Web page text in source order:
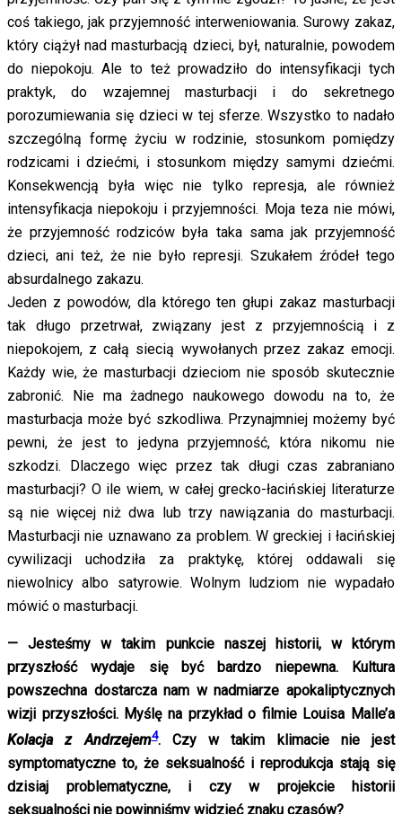
coś takiego, jak przyjemność interweniowania. Surowy zakaz,
który ciążył nad masturbacją dzieci, był, naturalnie, powodem
do niepokoju. Ale to też prowadziło do intensyfikacji tych
praktyk, do wzajemnej masturbacji i do sekretnego
porozumiewania się dzieci w tej sferze. Wszystko to nadało
szczególną formę życiu w rodzinie, stosunkom pomiędzy
rodzicami i dziećmi, i stosunkom między samymi dziećmi.
Konsekwencją była więc nie tylko represja, ale również
intensyfikacja niepokoju i przyjemności. Moja teza nie mówi,
że przyjemność rodziców była taka sama jak przyjemność
dzieci, ani też, że nie było represji. Szukałem źródeł tego
absurdalnego zakazu.
Jeden z powodów, dla którego ten głupi zakaz masturbacji
tak długo przetrwał, związany jest z przyjemnością i z
niepokojem, z całą siecią wywołanych przez zakaz emocji.
Każdy wie, że masturbacji dzieciom nie sposób skutecznie
zabronić. Nie ma żadnego naukowego dowodu na to, że
masturbacja może być szkodliwa. Przynajmniej możemy być
pewni, że jest to jedyna przyjemność, która nikomu nie
szkodzi. Dlaczego więc przez tak długi czas zabraniano
masturbacji? O ile wiem, w całej grecko-łacińskiej literaturze
są nie więcej niż dwa lub trzy nawiązania do masturbacji.
Masturbacji nie uznawano za problem. W greckiej i łacińskiej
cywilizacji uchodziła za praktykę, której oddawali się
niewolnicy albo satyrowie. Wolnym ludziom nie wypadało
mówić o masturbacji.
— Jesteśmy w takim punkcie naszej historii, w którym
przyszłość wydaje się być bardzo niepewna. Kultura
powszechna dostarcza nam w nadmiarze apokaliptycznych
wizji przyszłości. Myślę na przykład o filmie Louisa Malle’a
Kolacja z Andrzejem4. Czy w takim klimacie nie jest
symptomatyczne to, że seksualność i reprodukcja stają się
dzisiaj problematyczne, i czy w projekcie historii
seksualności nie powinniśmy widzieć znaku czasów?